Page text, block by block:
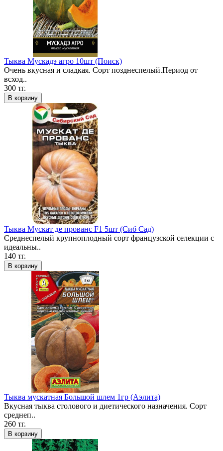
Тыква Мускадэ агро 10шт (Поиск)
Очень вкусная и сладкая. Сорт позднеспелый.Период от
всход..
300 тг.
В корзину
Тыква Мускат де прованс F1 5шт (Сиб Сад)
Среднеспелый крупноплодный сорт французской селекции с
идеальны..
140 тг.
В корзину
Тыква мускатная Большой шлем 1гр (Аэлита)
Вкусная тыква столового и диетического назначения. Сорт
среднеп..
260 тг.
В корзину